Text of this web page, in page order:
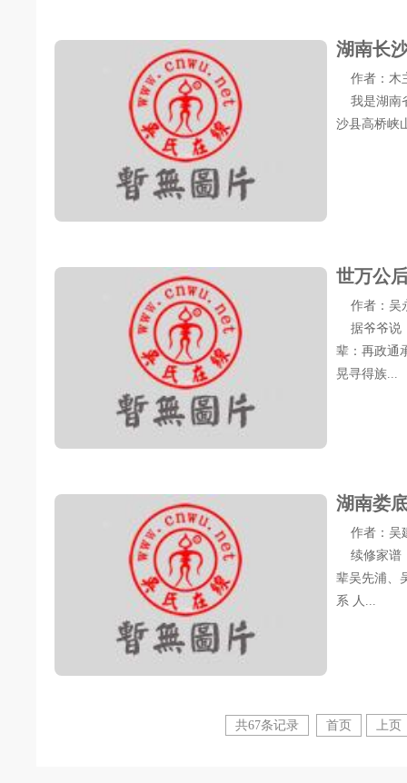
湖南长
作者：木
我是湖南
沙县高桥峡
世万公
作者：吴
据爷爷说
辈：再政通
晃寻得族...
湖南娄
作者：吴
续修家谱
辈吴先浦、
系 人...
共67条记录 首页 上页